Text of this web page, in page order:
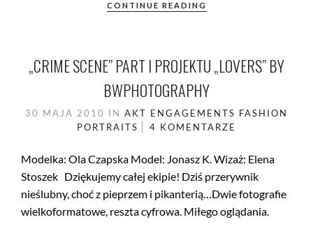
CONTINUE READING
„CRIME SCENE” PART I PROJEKTU „LOVERS” BY
BWPHOTOGRAPHY
30 MAJA 2010 IN AKT ENGAGEMENTS FASHION
PORTRAITS
4 KOMENTARZE
Modelka: Ola Czapska Model: Jonasz K. Wizaż: Elena
Stoszek Dziękujemy całej ekipie! Dziś przerywnik
nieślubny, choć z pieprzem i pikanterią…Dwie fotografie
wielkoformatowe, reszta cyfrowa. Miłego oglądania.